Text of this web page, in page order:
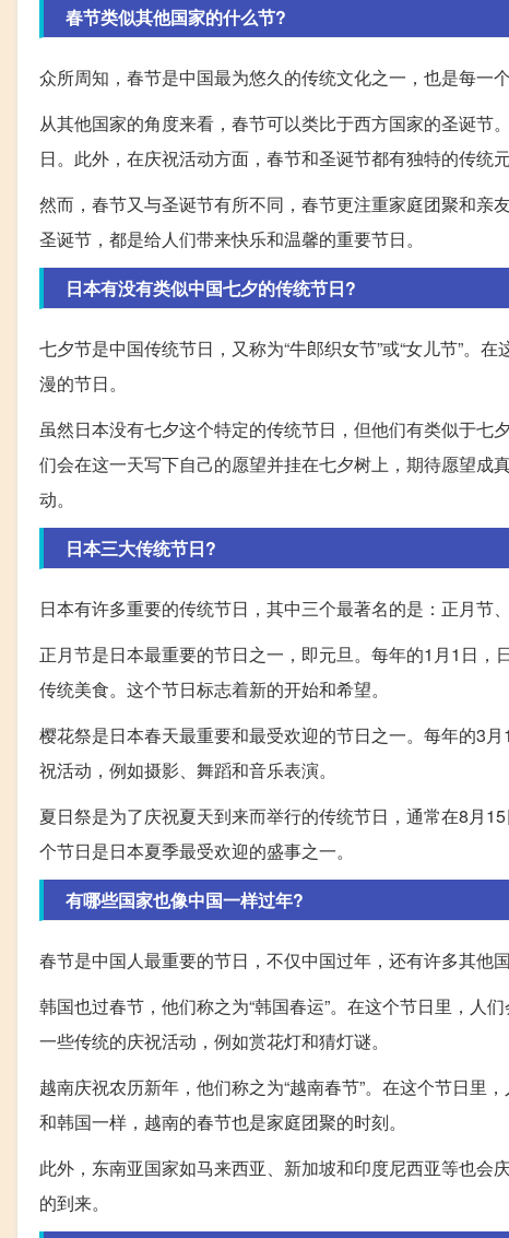
春节类似其他国家的什么节?
众所周知，春节是中国最为悠久的传统文化之一，也是每一
从其他国家的角度来看，春节可以类比于西方国家的圣诞
日。此外，在庆祝活动方面，春节和圣诞节都有独特的传统
然而，春节又与圣诞节有所不同，春节更注重家庭团聚和亲
圣诞节，都是给人们带来快乐和温馨的重要节日。
日本有没有类似中国七夕的传统节日?
七夕节是中国传统节日，又称为“牛郎织女节”或“女儿节”。
漫的节日。
虽然日本没有七夕这个特定的传统节日，但他们有类似于七
们会在这一天写下自己的愿望并挂在七夕树上，期待愿望成
动。
日本三大传统节日?
日本有许多重要的传统节日，其中三个最著名的是：正月节
正月节是日本最重要的节日之一，即元旦。每年的1月1日
传统美食。这个节日标志着新的开始和希望。
樱花祭是日本春天最重要和最受欢迎的节日之一。每年的3
祝活动，例如摄影、舞蹈和音乐表演。
夏日祭是为了庆祝夏天到来而举行的传统节日，通常在8月
个节日是日本夏季最受欢迎的盛事之一。
有哪些国家也像中国一样过年?
春节是中国人最重要的节日，不仅中国过年，还有许多其他
韩国也过春节，他们称之为“韩国春运”。在这个节日里，人
一些传统的庆祝活动，例如赏花灯和猜灯谜。
越南庆祝农历新年，他们称之为“越南春节”。在这个节日里
和韩国一样，越南的春节也是家庭团聚的时刻。
此外，东南亚国家如马来西亚、新加坡和印度尼西亚等也
的到来。